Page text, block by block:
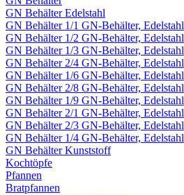
GN Behälter Edelstahl
GN Behälter 1/1 GN-Behälter, Edelstahl
GN Behälter 1/2 GN-Behälter, Edelstahl
GN Behälter 1/3 GN-Behälter, Edelstahl
GN Behälter 2/4 GN-Behälter, Edelstahl
GN Behälter 1/6 GN-Behälter, Edelstahl
GN Behälter 2/8 GN-Behälter, Edelstahl
GN Behälter 1/9 GN-Behälter, Edelstahl
GN Behälter 2/1 GN-Behälter, Edelstahl
GN Behälter 2/3 GN-Behälter, Edelstahl
GN Behälter 1/4 GN-Behälter, Edelstahl
GN Behälter Kunststoff
Kochtöpfe
Pfannen
Bratpfannen